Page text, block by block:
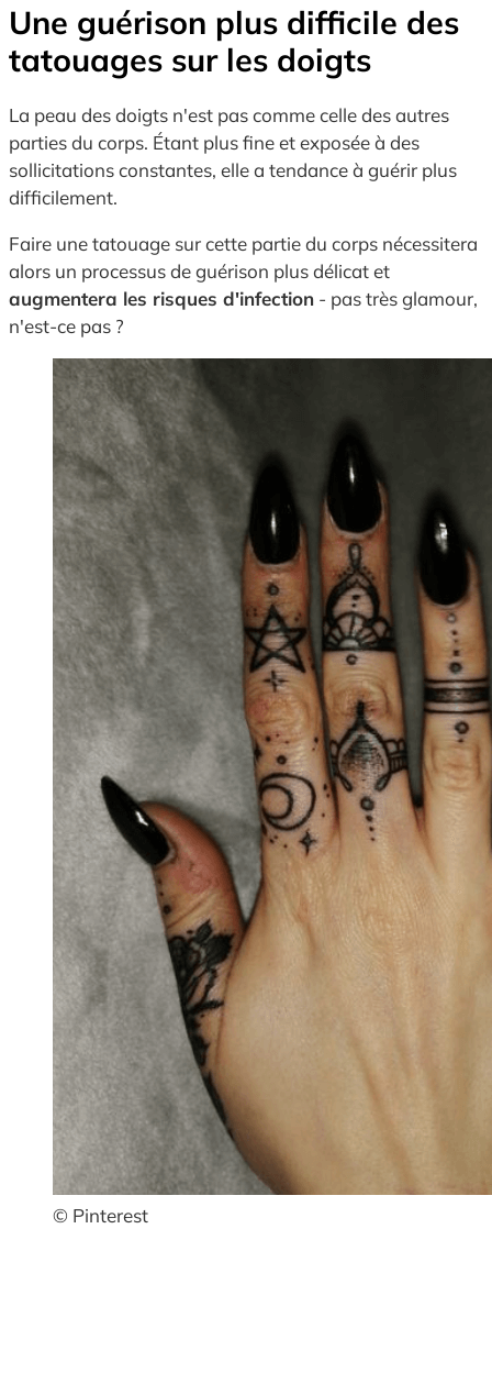
Une guérison plus difficile des
tatouages sur les doigts
La peau des doigts n'est pas comme celle des autres
parties du corps. Étant plus fine et exposée à des
sollicitations constantes, elle a tendance à guérir plus
difficilement.
Faire une tatouage sur cette partie du corps nécessitera
alors un processus de guérison plus délicat et
augmentera les risques d'infection - pas très glamour,
n'est-ce pas ?
© Pinterest